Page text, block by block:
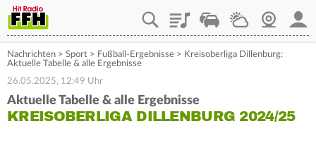
PlaylistStaupilotWetterWebcam
Nachrichten > Sport > Fußball-Ergebnisse > Kreisoberliga Dillenburg:
Aktuelle Tabelle & alle Ergebnisse
26.05.2025, 12:49 Uhr
Aktuelle Tabelle & alle Ergebnisse
KREISOBERLIGA DILLENBURG 2024/25